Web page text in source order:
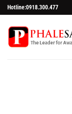
Skip
to
content
Hotline:0918.300.477